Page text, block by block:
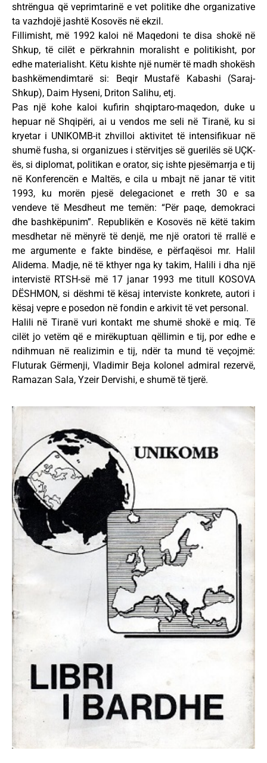
shtrëngua që veprimtarinë e vet politike dhe organizative
ta vazhdojë jashtë Kosovës në ekzil.
Fillimisht, më 1992 kaloi në Maqedoni te disa shokë në
Shkup, të cilët e përkrahnin moralisht e politikisht, por
edhe materialisht. Këtu kishte një numër të madh shokësh
bashkëmendimtarë si: Beqir Mustafë Kabashi (Saraj-
Shkup), Daim Hyseni, Driton Salihu, etj.
Pas një kohe kaloi kufirin shqiptaro-maqedon, duke u
hepuar në Shqipëri, ai u vendos me seli në Tiranë, ku si
kryetar i UNIKOMB-it zhvilloi aktivitet të intensifikuar në
shumë fusha, si organizues i stërvitjes së guerilës së UÇK-
ës, si diplomat, politikan e orator, siç ishte pjesëmarrja e tij
në Konferencën e Maltës, e cila u mbajt në janar të vitit
1993, ku morën pjesë delegacionet e rreth 30 e sa
vendeve të Mesdheut me temën: “Për paqe, demokraci
dhe bashkëpunim”. Republikën e Kosovës në këtë takim
mesdhetar në mënyrë të denjë, me një oratori të rrallë e
me argumente e fakte bindëse, e përfaqësoi mr. Halil
Alidema. Madje, në të kthyer nga ky takim, Halili i dha një
intervistë RTSH-së më 17 janar 1993 me titull KOSOVA
DËSHMON, si dëshmi të kësaj interviste konkrete, autori i
kësaj vepre e posedon në fondin e arkivit të vet personal.
Halili në Tiranë vuri kontakt me shumë shokë e miq. Të
cilët jo vetëm që e mirëkuptuan qëllimin e tij, por edhe e
ndihmuan në realizimin e tij, ndër ta mund të veçojmë:
Fluturak Gërmenji, Vladimir Beja kolonel admiral rezervë,
Ramazan Sala, Yzeir Dervishi, e shumë të tjerë.